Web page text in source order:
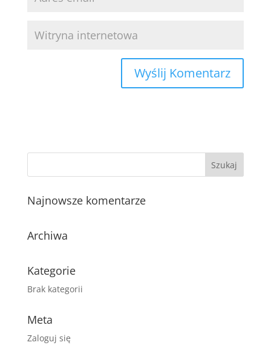
Najnowsze komentarze
Archiwa
Kategorie
Brak kategorii
Meta
Zaloguj się